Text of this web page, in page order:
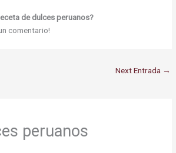
de dulces peruanos?
comentario!
Next Entrada →
peruanos